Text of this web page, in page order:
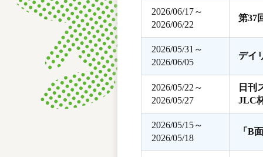
2026/06/17～
2026/06/22
第37
2026/05/31～
2026/06/05
デイ
2026/05/22～
2026/05/27
日刊
JLC
2026/05/15～
2026/05/18
「B